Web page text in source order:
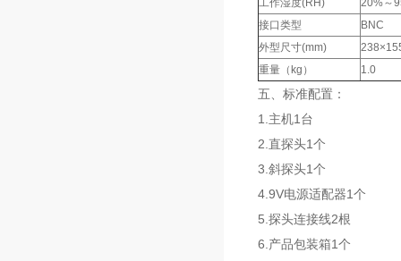
工作湿度(RH)
20%～
接口类型
BNC
外型尺寸(mm)
重量（kg）
1.0
五、标准配置：
1.主机1台
2.直探头1个
3.斜探头1个
4.9V电源适配器1个
5.探头连接线2根
6.产品包装箱1个